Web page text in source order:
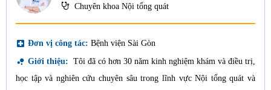
Chuyên khoa Nội tổng quát
local_hospital Đơn vị công tác: Bệnh viện Sài Gòn
bubble_chart Giới thiệu: Tôi đã có hơn 30 năm kinh nghiệm khám và điều trị,
học tập và nghiên cứu chuyên sâu trong lĩnh vực Nội tổng quát và